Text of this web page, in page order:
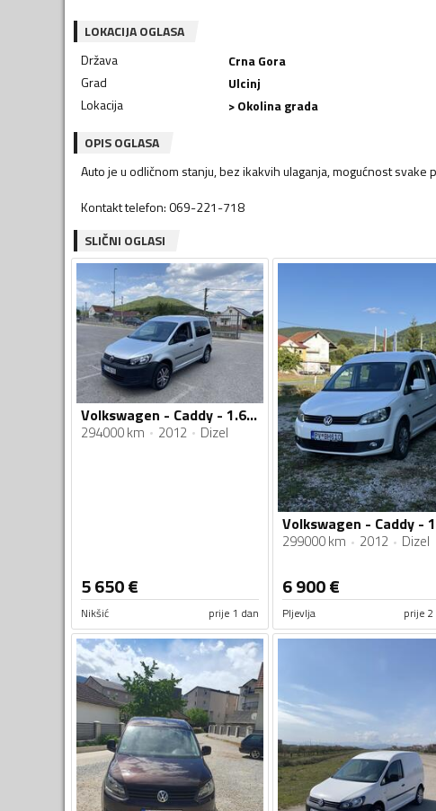
LOKACIJA OGLASA
Država
Crna Gora
Grad
Ulcinj
Lokacija
> Okolina grada
OPIS OGLASA
Auto je u odličnom stanju, bez ikakvih ulaganja, mogućnost svake
Kontakt telefon: 069-221-718
SLIČNI OGLASI
Volkswagen - Caddy - 1.6 TDI
294000 km 2012 Dizel
5 650€
Nikšić prije 1 dan
299000 km 2012 Dizel
6 900€
Pljevlja prije